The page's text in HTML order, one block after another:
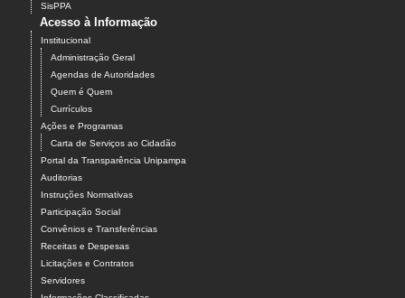
SisPPA
Acesso à Informação
Institucional
Administração Geral
Agendas de Autoridades
Quem é Quem
Currículos
Ações e Programas
Carta de Serviços ao Cidadão
Portal da Transparência Unipampa
Auditorias
Instruções Normativas
Participação Social
Convênios e Transferências
Receitas e Despesas
Licitações e Contratos
Servidores